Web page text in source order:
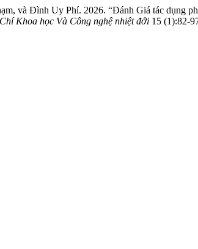
và Đình Uy Phí. 2026. “Đánh Giá tác dụng
Khoa học Và Công nghệ nhiệt đới 15 (1):82-